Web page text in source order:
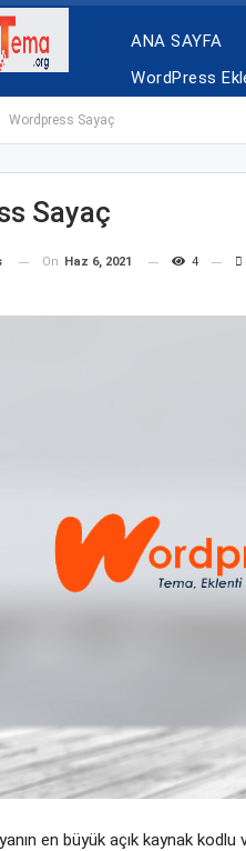
ANA SAYFA
WordPress
Wordpress Sayaç
Sayaç
On Haz 6, 2021 4
en büyük açık kaynak